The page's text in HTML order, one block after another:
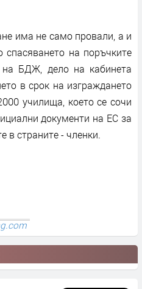
има не само провали, а и
спасяването на поръчките
БДЖ, дело на кабинета
в срок на изграждането
училища, което се сочи
документи на ЕС за
в страните - членки.